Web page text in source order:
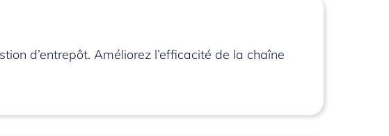
d’entrepôt. Améliorez l’efficacité de la chaîne